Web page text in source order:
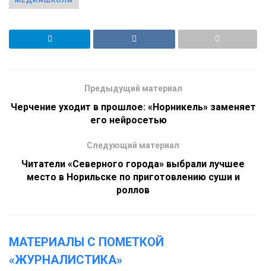
Предыдущий материал
Черчение уходит в прошлое: «Норникель» заменяет
его нейросетью
Следующий материал
Читатели «Северного города» выбрали лучшее
место в Норильске по приготовлению суши и
роллов
МАТЕРИАЛЫ С ПОМЕТКОЙ
«ЖУРНАЛИСТИКА»